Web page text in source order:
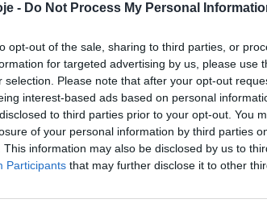
- Do Not Process My Personal
opt-out of the sale, sharing to third parties, or
for targeted advertising by us, please use
selection. Please note that after your opt-out
interest-based ads based on personal
to third parties prior to your opt-out. You
of your personal information by third parties
This information may also be disclosed by us to
Participants that may further disclose it to other